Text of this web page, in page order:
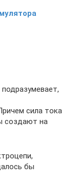
сила тока
создают на
бы